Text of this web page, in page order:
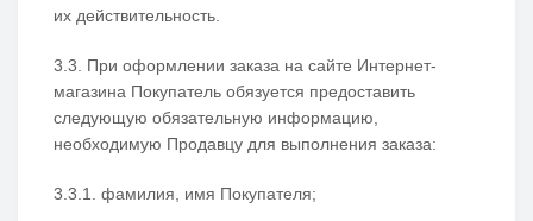
их действительность.
3.3. При оформлении заказа на сайте Интернет-
магазина Покупатель обязуется предоставить
следующую обязательную информацию,
необходимую Продавцу для выполнения заказа:
3.3.1. фамилия, имя Покупателя;